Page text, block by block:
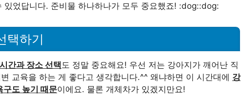
있었답니다. 준비물 하나하나가 모두 중요했죠! :dog::dog:
택하기
시간과 장소 선택 도 정말 중요해요! 우선 저는 강아지가 깨어난 직
교육을 하는 게 좋다고 생각합니다.^^ 왜냐하면 이 시간대에 강
구도 높기 때문이에요. 물론 개체차가 있겠지만요!